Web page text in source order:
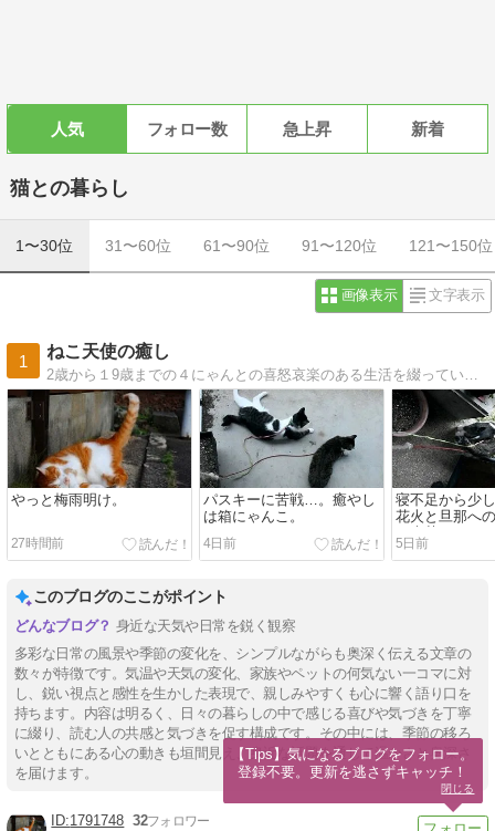
人気 フォロー数 急上昇 新着
猫との暮らし
1〜30位 31〜60位 61〜90位 91〜120位 121〜150位
画像表示 文字表示
1
ねこ天使の癒し
やっと梅雨明け。
27時間前
パスキーに苦戦…。癒やし
は箱にゃんこ。
4日前
寝不足から少
花火と旦那へ
ル麦茶ノルマ」
5日前
このブログのここがポイント
身近な天気や日常を鋭く観察
多彩な日常の風景や季節の変化を、シンプルながらも奥深く伝える文章の
数々が特徴です。気温や天気の変化、家族やペットの何気ない一コマに対
し、鋭い視点と感性を生かした表現で、親しみやすくも心に響く語り口を
持ちます。内容は明るく、日々の暮らしの中で感じる喜びや気づきを丁寧
に綴り、読む人の共感と気づきを促す構成です。その中には、季節の移ろ
いとともにある心の動きも垣間見え、身近な話題を通じて温かさと奥深さ
を届けます。
1791748 32
【Tips】気になるブログをフォロー。
登録不要。更新を逃さずキャッチ！
閉じる